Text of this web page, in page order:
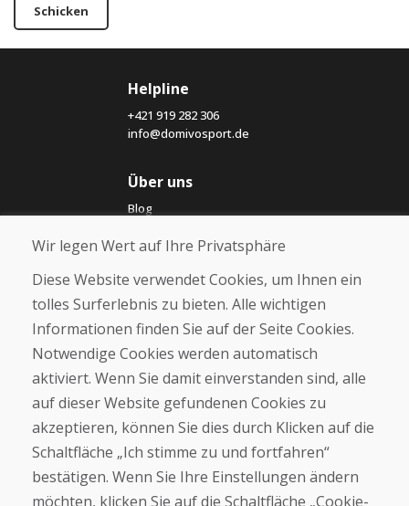
Schicken
Helpline
+421 919 282 306
info@domivosport.de
Über uns
Blog
Geschäft
Kaufen
E-Shop
Impressum
Geschäftsbedingungen
Zahlung
Beschwerde
Rückgabe und Umtausch von Waren
Cookies
Wir legen Wert auf Ihre Privatsphäre
Diese Website verwendet Cookies, um Ihnen ein
tolles Surferlebnis zu bieten. Alle wichtigen
Informationen finden Sie auf der Seite Cookies.
Notwendige Cookies werden automatisch
aktiviert. Wenn Sie damit einverstanden sind, alle
auf dieser Website gefundenen Cookies zu
akzeptieren, können Sie dies durch Klicken auf die
Schaltfläche „Ich stimme zu und fortfahren“
bestätigen. Wenn Sie Ihre Einstellungen ändern
möchten, klicken Sie auf die Schaltfläche „Cookie-